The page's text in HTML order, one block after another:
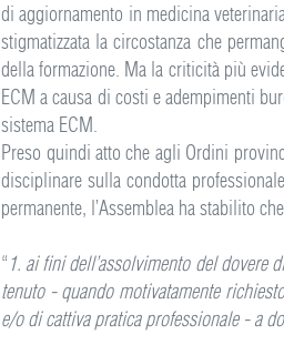
di aggiornamento in medicina
stigmatizzata la circostanza che
della formazione. Ma la criticità più
ECM a causa di costi e adempimenti
sistema ECM.
Preso quindi atto che agli Ordini
disciplinare sulla condotta
permanente, l’Assemblea ha stabilito
“1. ai fini dell’assolvimento del dovere
tenuto - quando motivatamente
e/o di cattiva pratica professionale - a